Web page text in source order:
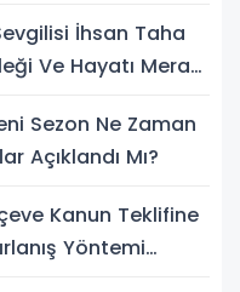
İhsan Taha
Ve Hayatı Merak
Sezon Ne Zaman
Açıklandı Mı?
Kanun Teklifine
Yöntemi